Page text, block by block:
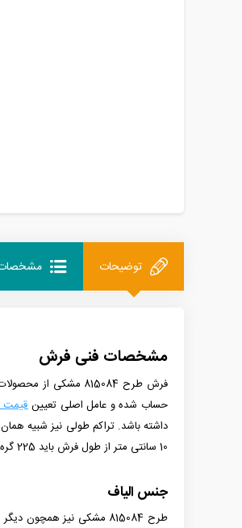
توضیحات
مشخصات فنی فرش
فرش طرح 815084 مشکی از محصولات 1500
حساب شده و عامل اصلی تعیینقیمت
داشته باشد. تراکم طولی نیز شبیه همان
10 سانتی متر از طول فرش باید 225 گره وجود داشته باشد.
جنس الیاف
طرح 815084 مشکی